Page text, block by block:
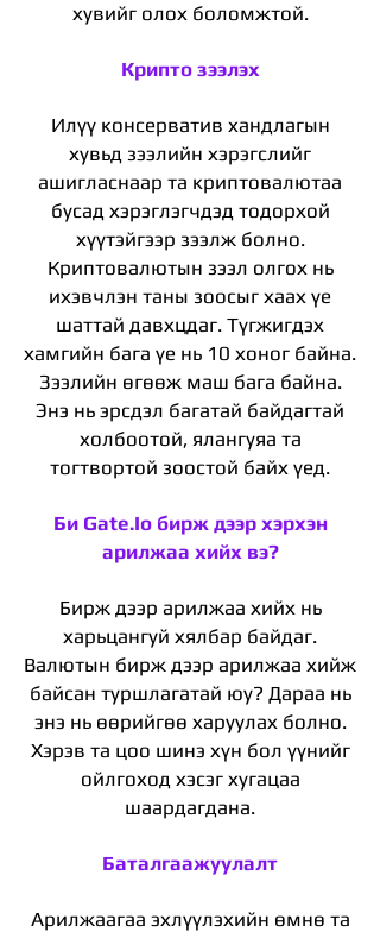
хувийг олох боломжтой.
Крипто зээлэх
Илүү консерватив хандлагын
хувьд зээлийн хэрэгслийг
ашигласнаар та криптовалютаа
бусад хэрэглэгчдэд тодорхой
хүүтэйгээр зээлж болно.
Криптовалютын зээл олгох нь
ихэвчлэн таны зоосыг хаах үе
шаттай давхцдаг. Түгжигдэх
хамгийн бага үе нь 10 хоног байна.
Зээлийн өгөөж маш бага байна.
Энэ нь эрсдэл багатай байдагтай
холбоотой, ялангуяа та
тогтвортой зоостой байх үед.
Би Gate.Io бирж дээр хэрхэн
арилжаа хийх вэ?
Бирж дээр арилжаа хийх нь
харьцангуй хялбар байдаг.
Валютын бирж дээр арилжаа хийж
байсан туршлагатай юу? Дараа нь
энэ нь өөрийгөө харуулах болно.
Хэрэв та цоо шинэ хүн бол үүнийг
ойлгоход хэсэг хугацаа
шаардагдана.
Баталгаажуулалт
Арилжаагаа эхлүүлэхийн өмнө та